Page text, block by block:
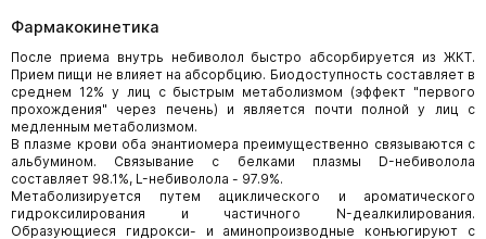
Фармакокинетика
После приема внутрь небиволол быстро абсорбируется из ЖКТ.
Прием пищи не влияет на абсорбцию. Биодоступность составляет в
среднем 12% у лиц с быстрым метаболизмом (эффект "первого
прохождения" через печень) и является почти полной у лиц с
медленным метаболизмом.
В плазме крови оба энантиомера преимущественно связываются с
альбумином. Связывание с белками плазмы D-небиволола
составляет 98.1%, L-небиволола - 97.9%.
Метаболизируется путем ациклического и ароматического
гидроксилирования и частичного N-деалкилирования.
Образующиеся гидрокси- и аминопроизводные конъюгируют с